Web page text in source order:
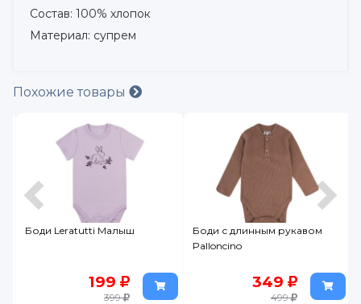
Состав: 100% хлопок
Материал: супрем
Похожие товары
Боди Leratutti Малыш
199
399
Боди с длинным рукавом
Palloncino
349
499